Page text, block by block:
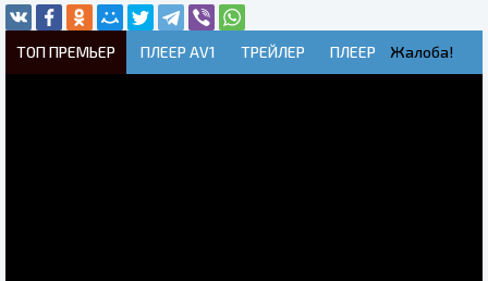
ТОП ПРЕМЬЕР ПЛЕЕР AV1 ТРЕЙЛЕР ПЛЕЕР Жалоба!